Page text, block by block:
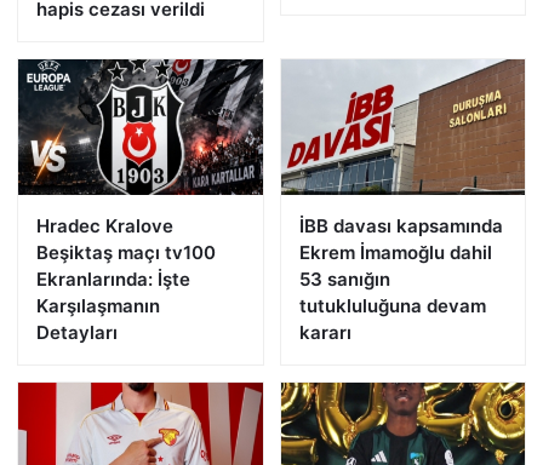
hapis cezası verildi
Hradec Kralove
Beşiktaş maçı tv100
Ekranlarında: İşte
Karşılaşmanın
Detayları
İBB davası kapsamında
Ekrem İmamoğlu dahil
53 sanığın
tutukluluğuna devam
kararı